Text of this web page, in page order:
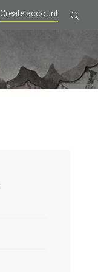
Create account